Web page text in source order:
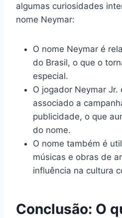
algumas curiosidades
nome Neymar:
O nome Neymar é
do Brasil, o que o
especial.
O jogador Neymar
associado a
publicidade, o que
do nome.
O nome também é
músicas e obras de
influência na cultura
Conclusão: O